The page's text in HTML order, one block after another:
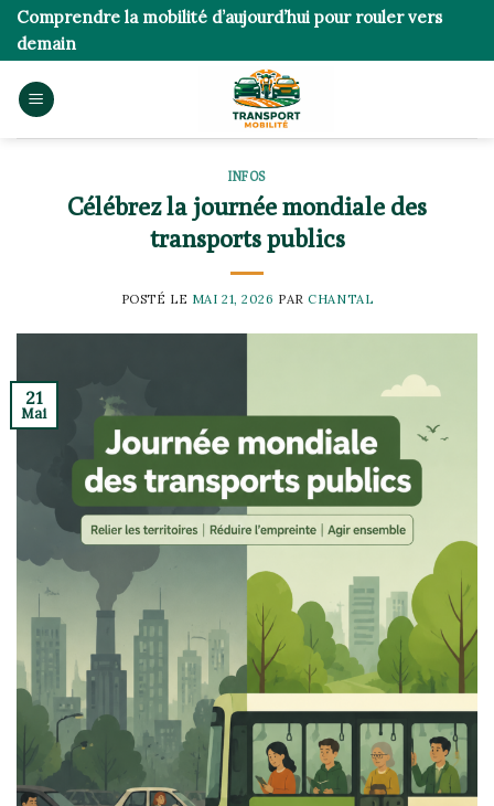
Skip
content
Comprendre la mobilité d’aujourd’hui pour rouler vers
demain
INFOS
Célébrez la journée mondiale des
transports publics
POSTÉ LE MAI 21, 2026 PARCHANTAL
21
Mai